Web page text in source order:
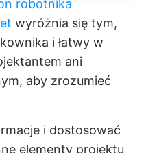
robotnika
wyróżnia się tym,
i łatwy w
ani
aby zrozumieć
i dostosować
elementy projektu